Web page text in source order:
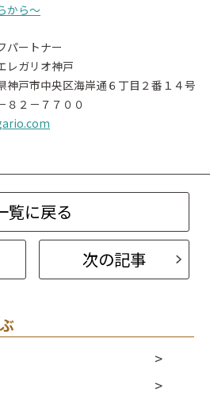
から～
パートナー
ガリオ神戸
戸市中央区海岸通６丁目２番１４号
８２－７７００
覧に戻る
次の記事